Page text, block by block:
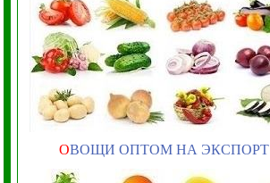
ОВОЩИ ОПТОМ НА ЭКСПОРТ